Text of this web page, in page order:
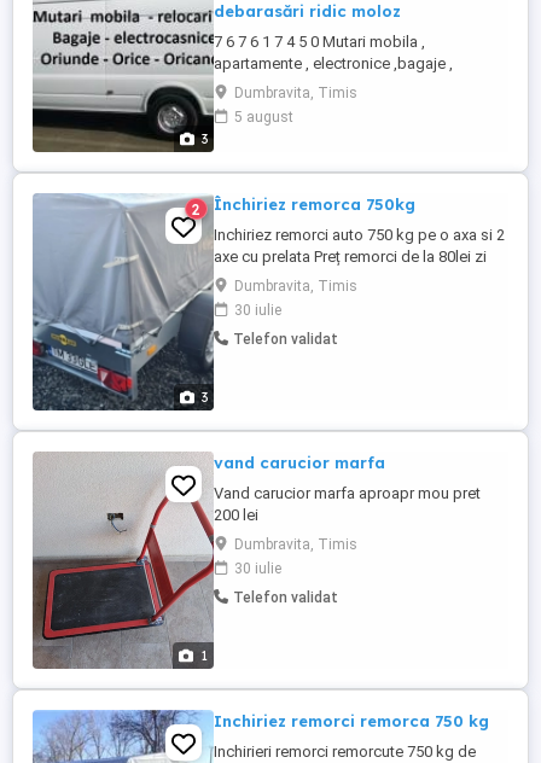
3
debarasări ridic moloz
7 6 7 6 1 7 4 5 0 Mutari mobila ,
apartamente , electronice ,bagaje ,
electrocasnice , diverse lucruri si obiecte ,
materiale constructii si moloz in saci
,debarasari, asigur si manipulare la nevoie
stop , preturi fara concurenta, sunati cu
incredere practic ...
Dumbravita, Timis
5 august
3
2 Închiriez remorca 750kg
Inchiriez remorci auto 750 kg pe o axa si 2
axe cu prelata Preț remorci de la 80lei zi
Preț platforma auto de la 100 lei zi Sarcina
maxima autorizata : 2000 si 2700 kg
Greutate proprie 480 kg Sarcina utila :
1500 si 2150 kg Dimensiuni utile la
Dumbravita, Timis
30 iulie
Telefon validat
1
vand carucior marfa
Vand carucior marfa aproapr mou pret
200 lei
Dumbravita, Timis
30 iulie
Telefon validat
Inchiriez remorci remorca 750 kg
Inchirieri remorci remorcute 750 kg de